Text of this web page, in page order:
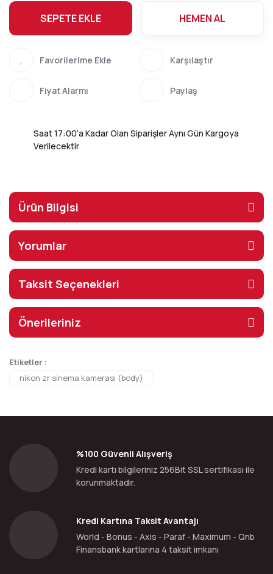
SEPETE EKLE HEMEN AL
Karşılaştır
Fiyat Alarmı Paylaş
Saat 17:00'a Kadar Olan Siparişler Aynı Gün Kargoya
Verilecektir
Ürün Bilgisi
Yorumlar
Taksit Seçenekleri
Önerileriniz
Etiketler :
nikon zr sinema kamerası (body)
%100 Güvenli Alışveriş
Kredi kartı bilgileriniz 256Bit SSL sertifikası ile
korunmaktadır.
Kredi Kartına Taksit Avantajı
World - Bonus - Axis - Paraf - Maximum - Qnb
Finansbank kartlarına 4 taksit imkanı